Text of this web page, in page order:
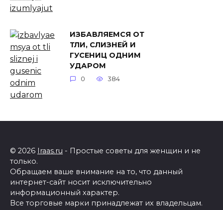
ИЗБАВЛЯЕМСЯ ОТ
ТЛИ, СЛИЗНЕЙ И
ГУСЕНИЦ ОДНИМ
УДАРОМ
0 384
© 2026 Iraas.ru - Простые советы для женщин и не
только.
Обращаем ваше внимание на то, что данный
интернет-сайт носит исключительно
информационный характер.
Все торговые марки принадлежат их владельцам.